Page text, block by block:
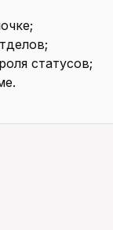
статусов;